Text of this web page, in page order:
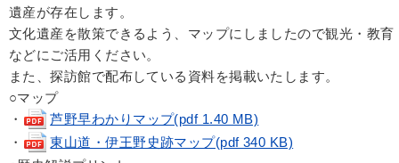
遺産が存在します。
文化遺産を散策できるよう、マップにしましたので観光・教育
などにご活用ください。
また、探訪館で配布している資料を掲載いたします。
○マップ
・
芦野早わかりマップ(pdf 1.40 MB)
・
東山道・伊王野史跡マップ(pdf 340 KB)